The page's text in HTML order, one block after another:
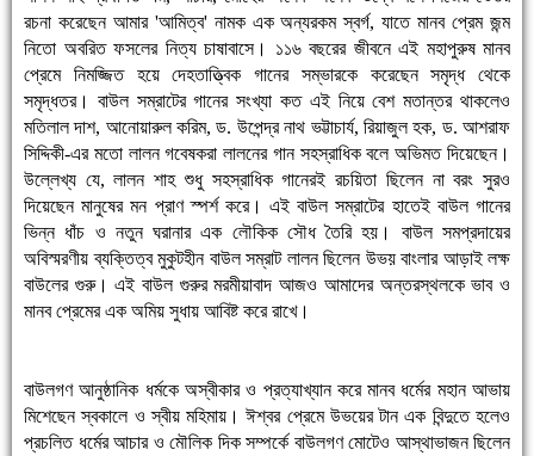
রচনা করেছেন আমার 'আমিত্ব' নামক এক অন্যরকম স্বর্গ, যাতে মানব প্রেম জন্ম
নিতো অবরিত ফসলের নিত্য চাষাবাসে। ১১৬ বছরের জীবনে এই মহাপুরুষ মানব
প্রেমে নিমজ্জিত হয়ে দেহতাত্তি্বক গানের সম্ভারকে করেছেন সমৃদ্ধ থেকে
সমৃদ্ধতর। বাউল সম্রাটের গানের সংখ্যা কত এই নিয়ে বেশ মতান্তর থাকলেও
মতিলাল দাশ, আনোয়ারুল করিম, ড. উপেন্দ্র নাথ ভট্টাচার্য, রিয়াজুল হক, ড. আশরাফ
সিদ্দিকী-এর মতো লালন গবেষকরা লালনের গান সহস্রাধিক বলে অভিমত দিয়েছেন।
উল্লেখ্য যে, লালন শাহ শুধু সহস্রাধিক গানেরই রচয়িতা ছিলেন না বরং সুরও
দিয়েছেন মানুষের মন প্রাণ স্পর্শ করে। এই বাউল সম্রাটের হাতেই বাউল গানের
ভিন্ন ধাঁচ ও নতুন ঘরানার এক লৌকিক সৌধ তৈরি হয়। বাউল সমপ্রদায়ের
অবিস্মরণীয় ব্যক্তিত্ব মুকুটহীন বাউল সম্রাট লালন ছিলেন উভয় বাংলার আড়াই লক্ষ
বাউলের গুরু। এই বাউল গুরুর মরমীয়াবাদ আজও আমাদের অন্তরস্থলকে ভাব ও
মানব প্রেমের এক অমিয় সুধায় আবিষ্ট করে রাখে।
বাউলগণ আনুষ্ঠানিক ধর্মকে অস্বীকার ও প্রত্যাখ্যান করে মানব ধর্মের মহান আভায়
মিশেছেন স্বকালে ও স্বীয় মহিমায়। ঈশ্বর প্রেমে উভয়ের টান এক বিন্দুতে হলেও
প্রচলিত ধর্মের আচার ও মৌলিক দিক সম্পর্কে বাউলগণ মোটেও আস্থাভাজন ছিলেন